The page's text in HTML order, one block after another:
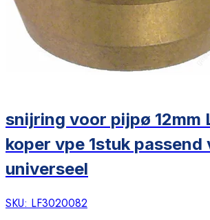
snijring voor pijpø 12mm
koper vpe 1stuk passend
universeel
SKU: LF3020082